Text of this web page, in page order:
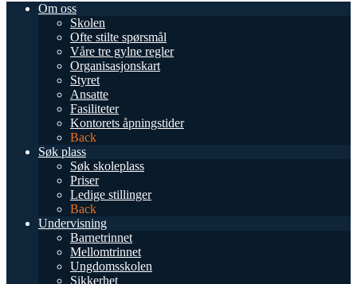
Om oss
Skolen
Ofte stilte spørsmål
Våre tre gylne regler
Organisasjonskart
Styret
Ansatte
Fasiliteter
Kontorets åpningstider
Back
Søk plass
Søk skoleplass
Priser
Ledige stillinger
Back
Undervisning
Barnetrinnet
Mellomtrinnet
Ungdomsskolen
Sikkerhet